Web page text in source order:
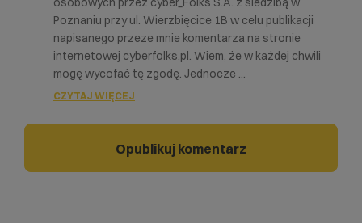
Poznaniu przy ul. Wierzbięcice 1B w celu publikacji
napisanego przeze mnie komentarza na stronie
internetowej cyberfolks.pl. Wiem, że w każdej chwili
mogę wycofać tę zgodę. Jednocze ...
CZYTAJ WIĘCEJ